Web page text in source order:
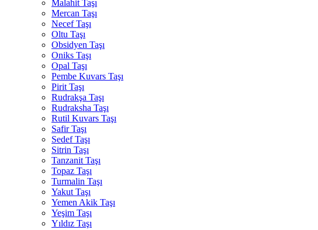
Malahit Taşı
Mercan Taşı
Necef Taşı
Oltu Taşı
Obsidyen Taşı
Oniks Taşı
Opal Taşı
Pembe Kuvars Taşı
Pirit Taşı
Rudrakşa Taşı
Rudraksha Taşı
Rutil Kuvars Taşı
Safir Taşı
Sedef Taşı
Sitrin Taşı
Tanzanit Taşı
Topaz Taşı
Turmalin Taşı
Yakut Taşı
Yemen Akik Taşı
Yeşim Taşı
Yıldız Taşı